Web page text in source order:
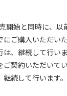
開始と同時に、以
にご購入いただい
、継続して行いま
ご契約いただいて
続して行います。